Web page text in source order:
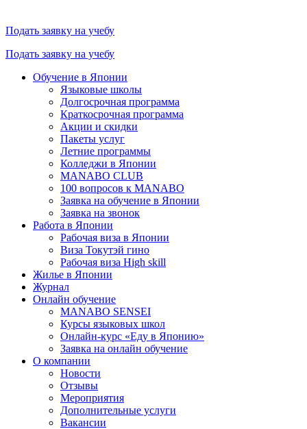
Подать заявку на учебу
Подать заявку на учебу
Обучение в Японии
Языковые школы
Долгосрочная программа
Краткосрочная программа
Акции и скидки
Пакеты услуг
Летние программы
Колледжи в Японии
MANABO CLUB
100 вопросов к MАNABO
Заявка на обучение в Японии
Заявка на звонок
Работа в Японии
Рабочая виза в Японии
Виза Токутэй гино
Рабочая виза High skill
Жилье в Японии
Журнал
Онлайн обучение
MANABO SENSEI
Курсы языковых школ
Онлайн-курс «Еду в Японию»
Заявка на онлайн обучение
О компании
Новости
Отзывы
Мероприятия
Дополнительные услуги
Вакансии